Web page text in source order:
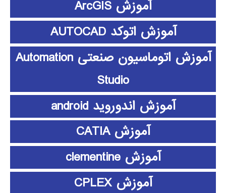
آموزش ArcGIS
آموزش اتوکد AUTOCAD
آموزش اتوماسیون صنعتی Automation
Studio
آموزش اندوروید android
آموزش CATIA
آموزش clementine
آموزش CPLEX